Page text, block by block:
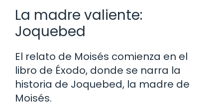
La madre valiente:
Joquebed
El relato de Moisés comienza en el
libro de Éxodo, donde se narra la
historia de Joquebed, la madre de
Moisés.